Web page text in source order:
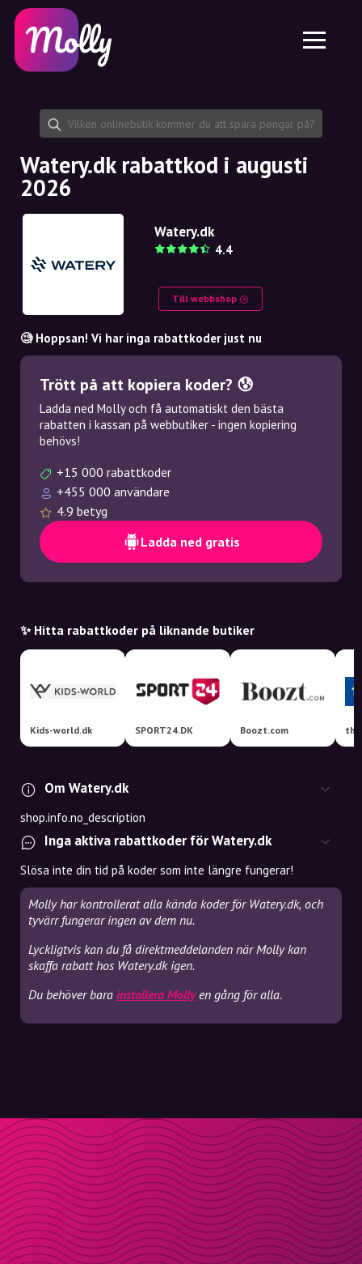
Hudvård
Hårvård
Dela rabattkod
Funktioner
Jobb
Om oss
Samarbete
Plattform
Molly till iPhone och iPad
Molly till Android
SE
EN
NO
NL
Watery.dk rabattkod i augusti
2026
Watery.dk
4.4
Till webbshop
🧐 Hoppsan! Vi har inga rabattkoder just nu
Trött på att kopiera koder? 😰
Ladda ned Molly och få automatiskt den bästa
rabatten i kassan på webbutiker - ingen kopiering
behövs!
+15 000 rabattkoder
+455 000 användare
4.9 betyg
Ladda ned gratis
✨ Hitta rabattkoder på liknande butiker
Kids-world.dk SPORT24.DK Boozt.com
Om Watery.dk
shop.info.no_description
Inga aktiva rabattkoder för Watery.dk
Slösa inte din tid på koder som inte längre fungerar!
Molly har kontrollerat alla kända koder för Watery.dk, och
tyvärr fungerar ingen av dem nu.
Lyckligtvis kan du få direktmeddelanden när Molly kan
skaffa rabatt hos Watery.dk igen.
Du behöver bara installera Mollyen gång för alla.